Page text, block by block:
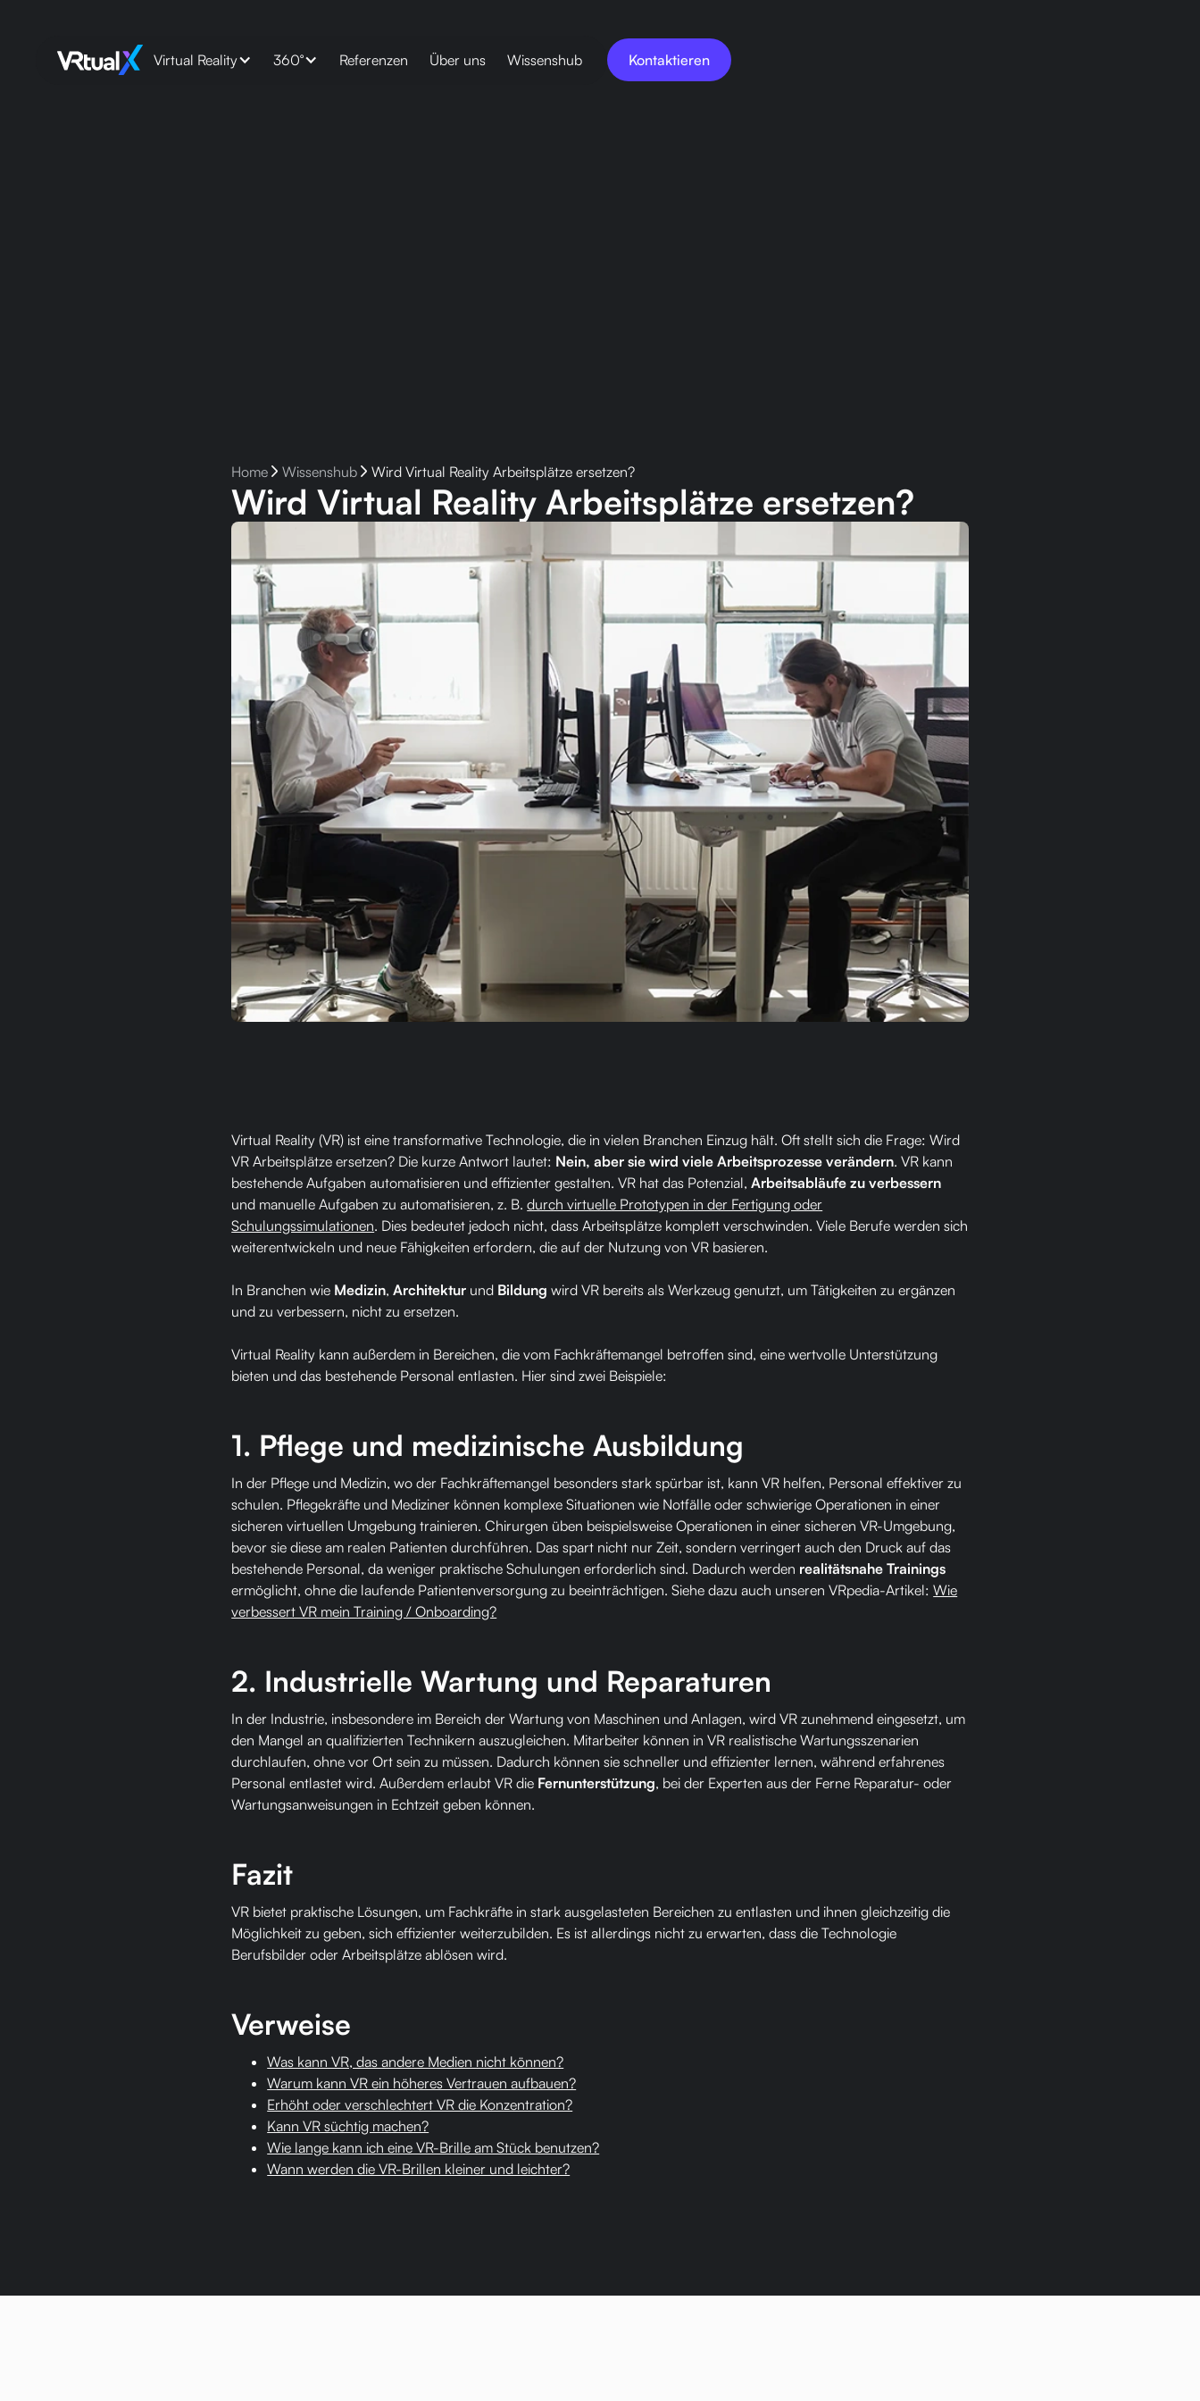
Virtual Reality 360° Referenzen Über uns Wissenshub Kontaktieren
Home arrow_forward_iosWissenshub arrow_forward_iosWird Virtual Reality Arbeitsplätze ersetzen?
Wird Virtual Reality Arbeitsplätze ersetzen?
Virtual Reality (VR) ist eine transformative Technologie, die in vielen Branchen Einzug hält. Oft stellt sich die Frage: Wird
VR Arbeitsplätze ersetzen? Die kurze Antwort lautet: Nein, aber sie wird viele Arbeitsprozesse verändern. VR kann
bestehende Aufgaben automatisieren und effizienter gestalten. VR hat das Potenzial,Arbeitsabläufe zu verbessern
und manuelle Aufgaben zu automatisieren, z. B.durch virtuelle Prototypen in der Fertigung oder
Schulungssimulationen. Dies bedeutet jedoch nicht, dass Arbeitsplätze komplett verschwinden. Viele Berufe werden sich
weiterentwickeln und neue Fähigkeiten erfordern, die auf der Nutzung von VR basieren​.
In Branchen wie Medizin,Architektur und Bildung wird VR bereits als Werkzeug genutzt, um Tätigkeiten zu ergänzen
und zu verbessern, nicht zu ersetzen.
Virtual Reality kann außerdem in Bereichen, die vom Fachkräftemangel betroffen sind, eine wertvolle Unterstützung
bieten und das bestehende Personal entlasten. Hier sind zwei Beispiele:
1. Pflege und medizinische Ausbildung
In der Pflege und Medizin, wo der Fachkräftemangel besonders stark spürbar ist, kann VR helfen, Personal effektiver zu
schulen. Pflegekräfte und Mediziner können komplexe Situationen wie Notfälle oder schwierige Operationen in einer
sicheren virtuellen Umgebung trainieren. Chirurgen üben beispielsweise Operationen in einer sicheren VR-Umgebung,
bevor sie diese am realen Patienten durchführen. Das spart nicht nur Zeit, sondern verringert auch den Druck auf das
bestehende Personal, da weniger praktische Schulungen erforderlich sind. Dadurch werden realitätsnahe Trainings
ermöglicht, ohne die laufende Patientenversorgung zu beeinträchtigen​. Siehe dazu auch unseren VRpedia-Artikel:Wie
verbessert VR mein Training / Onboarding?
2. Industrielle Wartung und Reparaturen
In der Industrie, insbesondere im Bereich der Wartung von Maschinen und Anlagen, wird VR zunehmend eingesetzt, um
den Mangel an qualifizierten Technikern auszugleichen. Mitarbeiter können in VR realistische Wartungsszenarien
durchlaufen, ohne vor Ort sein zu müssen. Dadurch können sie schneller und effizienter lernen, während erfahrenes
Personal entlastet wird. Außerdem erlaubt VR die Fernunterstützung, bei der Experten aus der Ferne Reparatur- oder
Wartungsanweisungen in Echtzeit geben können.
Fazit
VR bietet praktische Lösungen, um Fachkräfte in stark ausgelasteten Bereichen zu entlasten und ihnen gleichzeitig die
Möglichkeit zu geben, sich effizienter weiterzubilden. Es ist allerdings nicht zu erwarten, dass die Technologie
Berufsbilder oder Arbeitsplätze ablösen wird.
Verweise
Was kann VR, das andere Medien nicht können?
Warum kann VR ein höheres Vertrauen aufbauen?
Erhöht oder verschlechtert VR die Konzentration?
Kann VR süchtig machen?
Wie lange kann ich eine VR-Brille am Stück benutzen?
Wann werden die VR-Brillen kleiner und leichter?